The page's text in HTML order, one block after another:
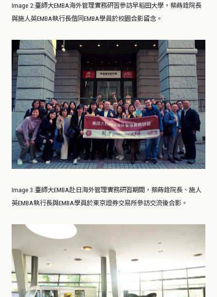
Image 2:臺師大EMBA海外管理實務研習參訪早稻田大學，蔡蒔銓院長
與施人英EMBA執行長偕同EMBA學員於校園合影留念。
Image 3 :臺師大EMBA赴日海外管理實務研習期間，蔡蒔銓院長、施人
英EMBA執行長與EMBA學員於東京證券交易所參訪交流後合影。